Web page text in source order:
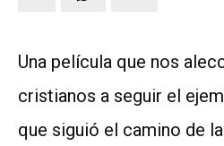
Una película que nos
cristianos a seguir el
que siguió el camino de